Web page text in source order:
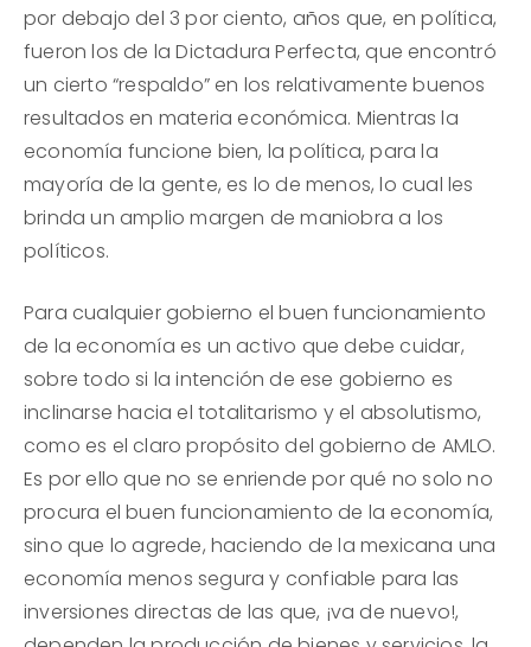
por debajo del 3 por ciento, años que, en política,
fueron los de la Dictadura Perfecta, que encontró
un cierto “respaldo” en los relativamente buenos
resultados en materia económica. Mientras la
economía funcione bien, la política, para la
mayoría de la gente, es lo de menos, lo cual les
brinda un amplio margen de maniobra a los
políticos.
Para cualquier gobierno el buen funcionamiento
de la economía es un activo que debe cuidar,
sobre todo si la intención de ese gobierno es
inclinarse hacia el totalitarismo y el absolutismo,
como es el claro propósito del gobierno de AMLO.
Es por ello que no se enriende por qué no solo no
procura el buen funcionamiento de la economía,
sino que lo agrede, haciendo de la mexicana una
economía menos segura y confiable para las
inversiones directas de las que, ¡va de nuevo!,